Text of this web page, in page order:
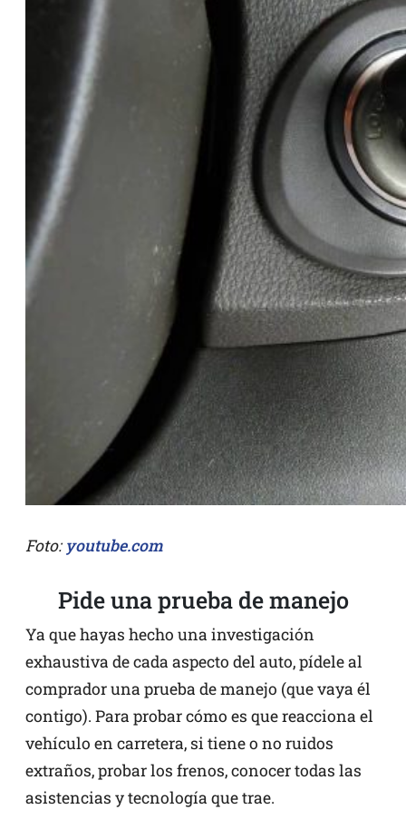
Foto: youtube.com
Pide una prueba de manejo
Ya que hayas hecho una investigación
exhaustiva de cada aspecto del auto, pídele al
comprador una prueba de manejo (que vaya él
contigo). Para probar cómo es que reacciona el
vehículo en carretera, si tiene o no ruidos
extraños, probar los frenos, conocer todas las
asistencias y tecnología que trae.